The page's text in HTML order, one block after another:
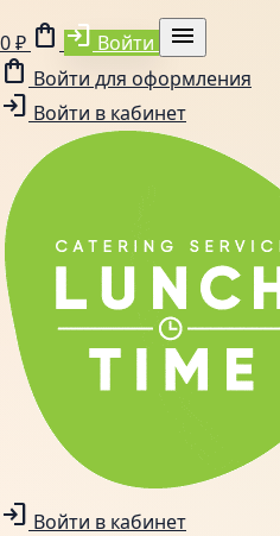
0 ₽ shopping_bag login Войти
menu
shopping_bag Войти для оформления
login Войти в кабинет
login Войти в кабинет